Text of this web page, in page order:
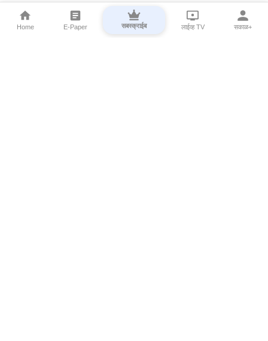
Home E-Paper सबस्क्राईब लाईव्ह TV सकाळ+